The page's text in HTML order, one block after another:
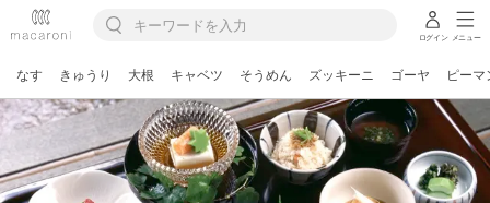
ログイン メニュー
なす きゅうり 大根 キャベツ そうめん ズッキーニ ゴーヤ ピーマ